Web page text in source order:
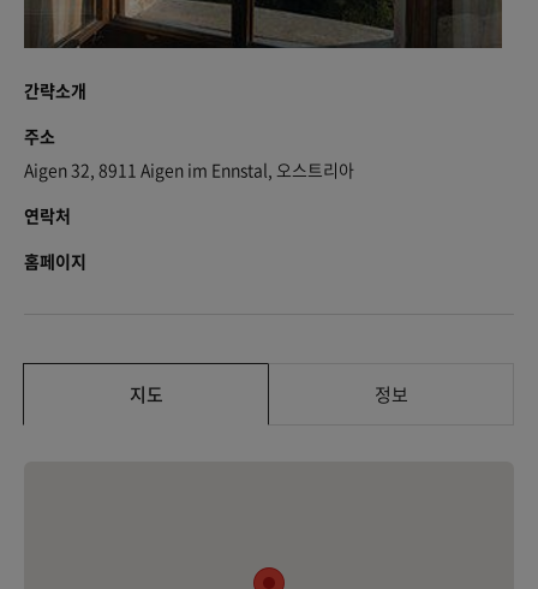
간략소개
주소
Aigen 32, 8911 Aigen im Ennstal, 오스트리아
연락처
홈페이지
지도 정보